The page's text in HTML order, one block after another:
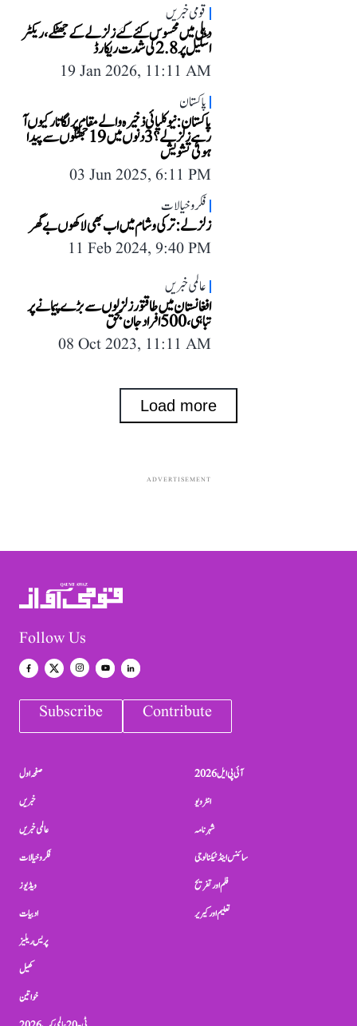
قومی خبریں
دہلی میں محسوس کئے گئے زلزلے کے جھٹکے، ریکٹر
اسکیل پر 2.8 کی شدت ریکارڈ
19 Jan 2026, 11:11 AM
پاکستان
پاکستان: نیوکلیائی ذخیرہ والے مقام پر لگاتار کیوں آ
رہے زلزلے؟ 3 دنوں میں 19 جھٹکوں سے پیدا
ہوئی تشویش
03 Jun 2025, 6:11 PM
فکر و خیالات
زلزلے: ترکی و شام میں اب بھی لاکھوں بے گھر
11 Feb 2024, 9:40 PM
عالمی خبریں
افغانستان میں طاقتور زلزلوں سے بڑے پیمانے پر
تباہی، 500 افراد جان بحق
08 Oct 2023, 11:11 AM
Load more
ADVERTISEMENT
Follow Us
Subscribe Contribute
صفحہ اول
خبریں
عالمی خبریں
فکر و خیالات
ویڈیوز
ادبیات
پریس ریلیز
کھیل
خواتین
آئی پی ایل 2026
انٹرویو
شہرنامہ
سائنس اینڈ ٹیکنالوجی
فلم اور تفریح
تعلیم اور کیریر